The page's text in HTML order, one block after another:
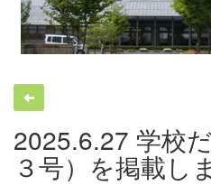
2025.6.27 学校
３号）を掲載し